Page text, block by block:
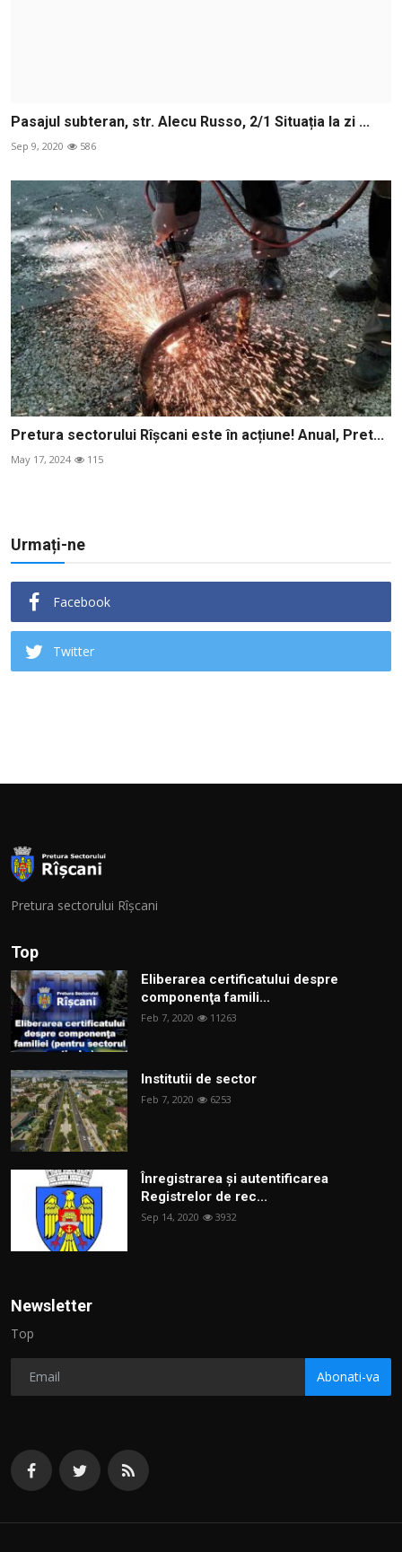
Pasajul subteran, str. Alecu Russo, 2/1 Situația la zi ...
Sep 9, 2020 586
Pretura sectorului Rîșcani este în acțiune! Anual, Pret...
May 17, 2024 115
Urmați-ne
Facebook
Twitter
Pretura sectorului Rîșcani
Top
Eliberarea certificatului despre
componenţa famili...
Feb 7, 2020 11263
Institutii de sector
Feb 7, 2020 6253
Înregistrarea și autentificarea
Registrelor de rec...
Sep 14, 2020 3932
Newsletter
Top
Abonati-va